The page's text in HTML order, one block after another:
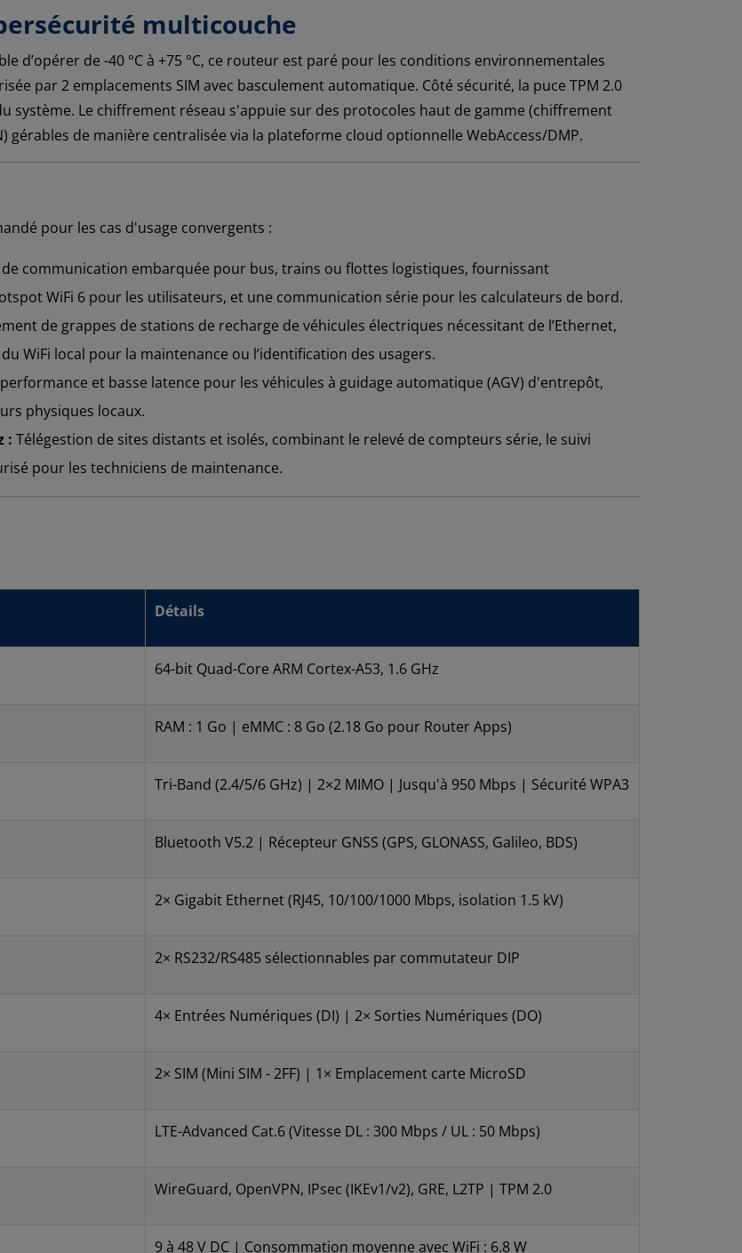
multicouche
d’opérer de -40 °C à +75 °C, ce routeur est paré pour les conditions environnementales
par 2 emplacements SIM avec basculement automatique. Côté sécurité, la puce TPM 2.0
système. Le chiffrement réseau s'appuie sur des protocoles haut de gamme (chiffrement
gérables de manière centralisée via la plateforme cloud optionnelle WebAccess/DMP.
pour les cas d'usage convergents :
de communication embarquée pour bus, trains ou flottes logistiques, fournissant
WiFi 6 pour les utilisateurs, et une communication série pour les calculateurs de bord.
de grappes de stations de recharge de véhicules électriques nécessitant de l’Ethernet,
WiFi local pour la maintenance ou l’identification des usagers.
et basse latence pour les véhicules à guidage automatique (AGV) d'entrepôt,
physiques locaux.
: Télégestion de sites distants et isolés, combinant le relevé de compteurs série, le suivi
pour les techniciens de maintenance.
Détails
64-bit Quad-Core ARM Cortex-A53, 1.6 GHz
RAM : 1 Go | eMMC : 8 Go (2.18 Go pour Router Apps)
Tri-Band (2.4/5/6 GHz) | 2×2 MIMO | Jusqu'à 950 Mbps | Sécurité WPA3
Bluetooth V5.2 | Récepteur GNSS (GPS, GLONASS, Galileo, BDS)
2× Gigabit Ethernet (RJ45, 10/100/1000 Mbps, isolation 1.5 kV)
2× RS232/RS485 sélectionnables par commutateur DIP
4× Entrées Numériques (DI) | 2× Sorties Numériques (DO)
2× SIM (Mini SIM - 2FF) | 1× Emplacement carte MicroSD
LTE-Advanced Cat.6 (Vitesse DL : 300 Mbps / UL : 50 Mbps)
WireGuard, OpenVPN, IPsec (IKEv1/v2), GRE, L2TP | TPM 2.0
9 à 48 V DC | Consommation moyenne avec WiFi : 6.8 W